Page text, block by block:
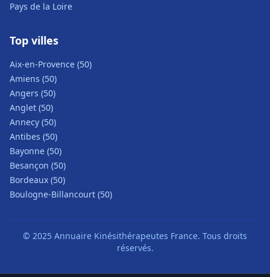
Pays de la Loire
Top villes
Aix-en-Provence (50)
Amiens (50)
Angers (50)
Anglet (50)
Annecy (50)
Antibes (50)
Bayonne (50)
Besançon (50)
Bordeaux (50)
Boulogne-Billancourt (50)
© 2025 Annuaire Kinésithérapeutes France. Tous droits
réservés.